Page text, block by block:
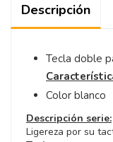
Descripción
Tecla doble
Color blanco
Descripción serie:
Ligereza por su